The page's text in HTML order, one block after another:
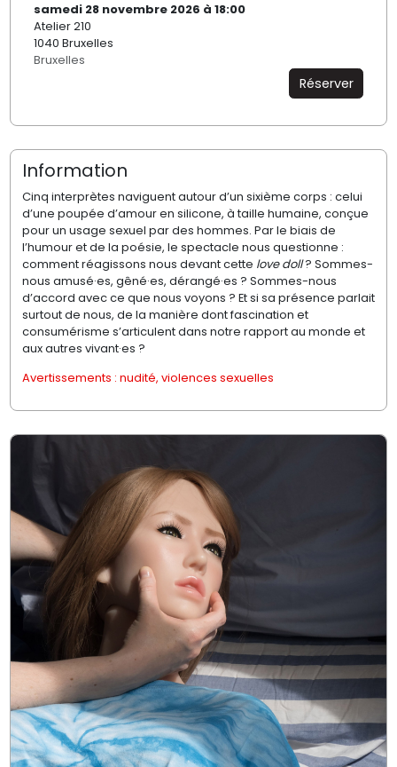
samedi 28 novembre 2026 à 18:00
Atelier 210
1040 Bruxelles
Bruxelles
Réserver
Information
Cinq interprètes naviguent autour d’un sixième corps : celui
d’une poupée d’amour en silicone, à taille humaine, conçue
pour un usage sexuel par des hommes. Par le biais de
l’humour et de la poésie, le spectacle nous questionne :
comment réagissons nous devant cette love doll? Sommes-
nous amusé·es, gêné·es, dérangé·es ? Sommes-nous
d’accord avec ce que nous voyons ? Et si sa présence parlait
surtout de nous, de la manière dont fascination et
consumérisme s’articulent dans notre rapport au monde et
aux autres vivant·es ?
Avertissements : nudité, violences sexuelles